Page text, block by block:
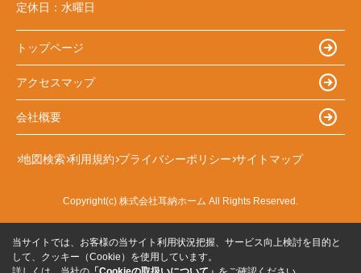
定休日： 水曜日
トップページ
アクセスマップ
会社概要
地図検索 利用規約 プライバシーポリシー サイトマップ
Copyright(c) 株式会社耳納ホーム All Rights Reserved.
当サイトでは、お客様の当サイト利用状況把握、サービス向上検討を目的と
して、クッキー（Cookie）を使用しています。